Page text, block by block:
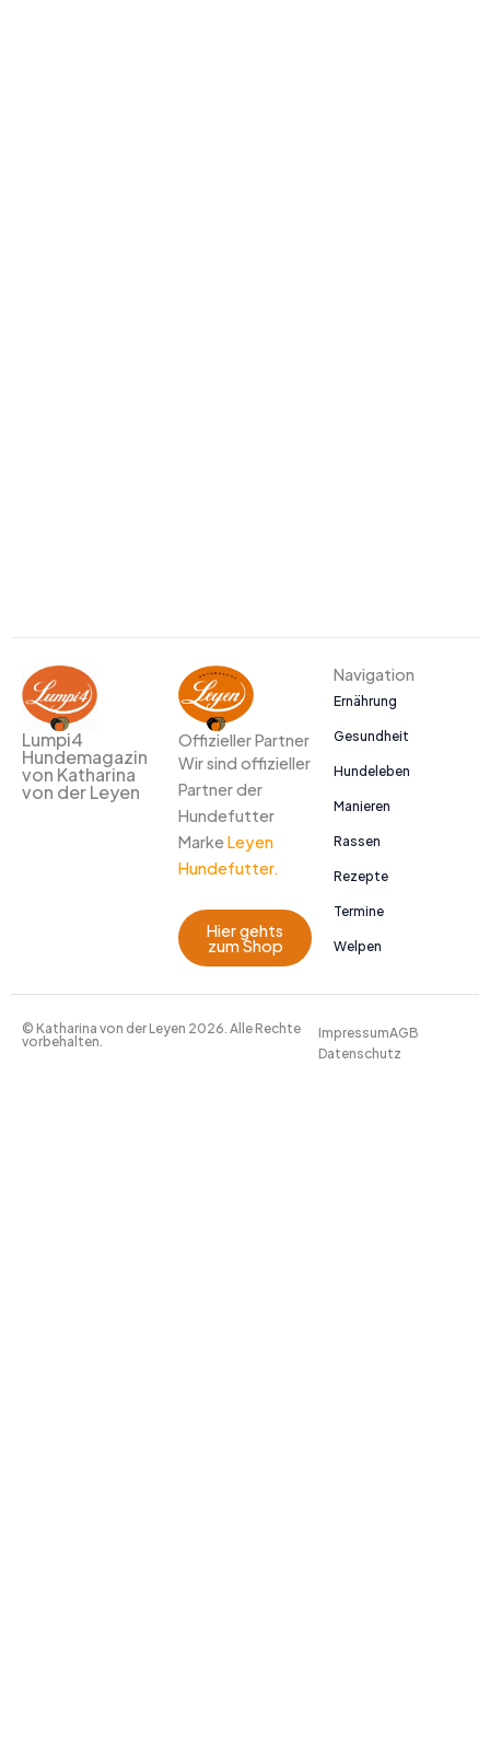
Lumpi4
Hundemagazin
von Katharina
von der Leyen
Offizieller Partner
Wir sind offizieller
Partner der
Hundefutter
Marke Leyen
Hundefutter.
Hier gehts
zum Shop
Navigation
Ernährung
Gesundheit
Hundeleben
Manieren
Rassen
Rezepte
Termine
Welpen
© Katharina von der Leyen 2026. Alle Rechte
vorbehalten.
ImpressumAGB
Datenschutz